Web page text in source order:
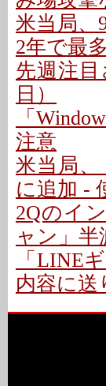
米当局、
2年で最多
先週注目
日）
「
注意
米当局、
に追加 -
2Qのイ
ャン」半
「LINE
内容に送